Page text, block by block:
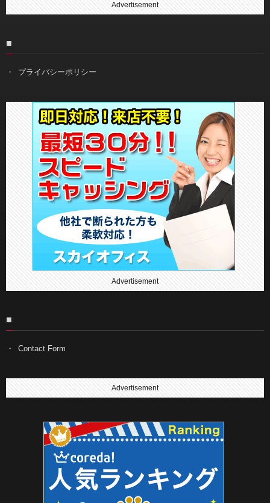
Advertisement
■
プライバシーポリシー
Advertisement
■
Contact Form
Advertisement